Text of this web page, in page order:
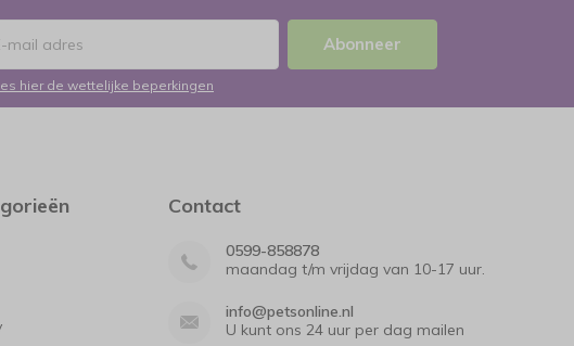
Abonneer
hier de wettelijke beperkingen
Contact
0599-858878
maandag t/m vrijdag van 10-17 uur.
info@petsonline.nl
U kunt ons 24 uur per dag mailen